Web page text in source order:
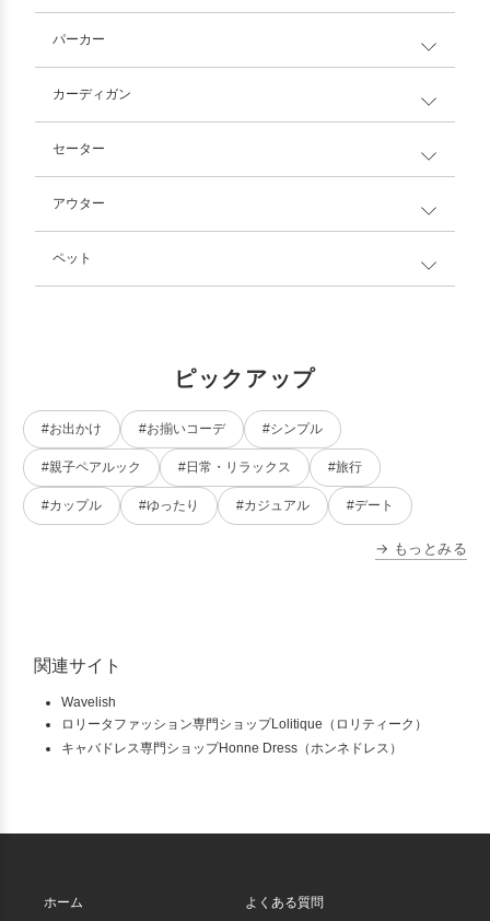
パーカー
カーディガン
セーター
アウター
ペット
ピックアップ
#お出かけ #お揃いコーデ #シンプル
#親子ペアルック #日常・リラックス #旅行
#カップル #ゆったり #カジュアル #デート
→ もっとみる
関連サイト
Wavelish
ロリータファッション専門ショップLolitique（ロリティーク）
キャバドレス専門ショップHonne Dress（ホンネドレス）
ホーム よくある質問